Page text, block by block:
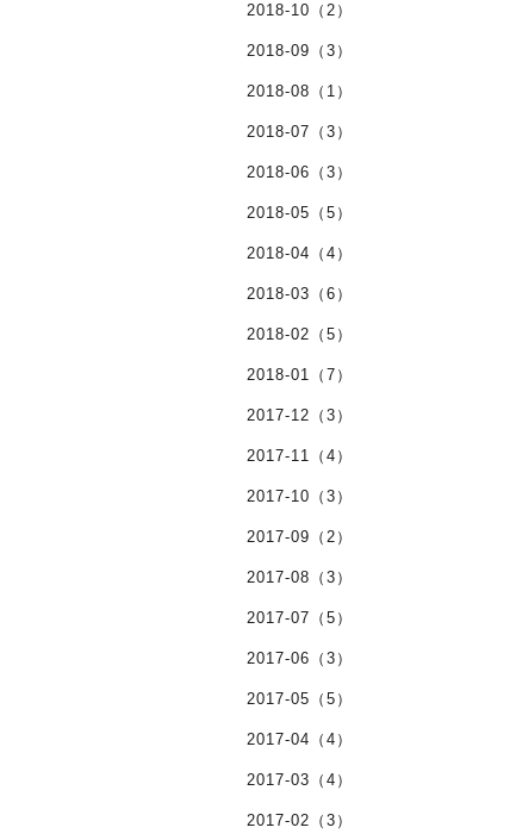
2018-10（2）
2018-09（3）
2018-08（1）
2018-07（3）
2018-06（3）
2018-05（5）
2018-04（4）
2018-03（6）
2018-02（5）
2018-01（7）
2017-12（3）
2017-11（4）
2017-10（3）
2017-09（2）
2017-08（3）
2017-07（5）
2017-06（3）
2017-05（5）
2017-04（4）
2017-03（4）
2017-02（3）